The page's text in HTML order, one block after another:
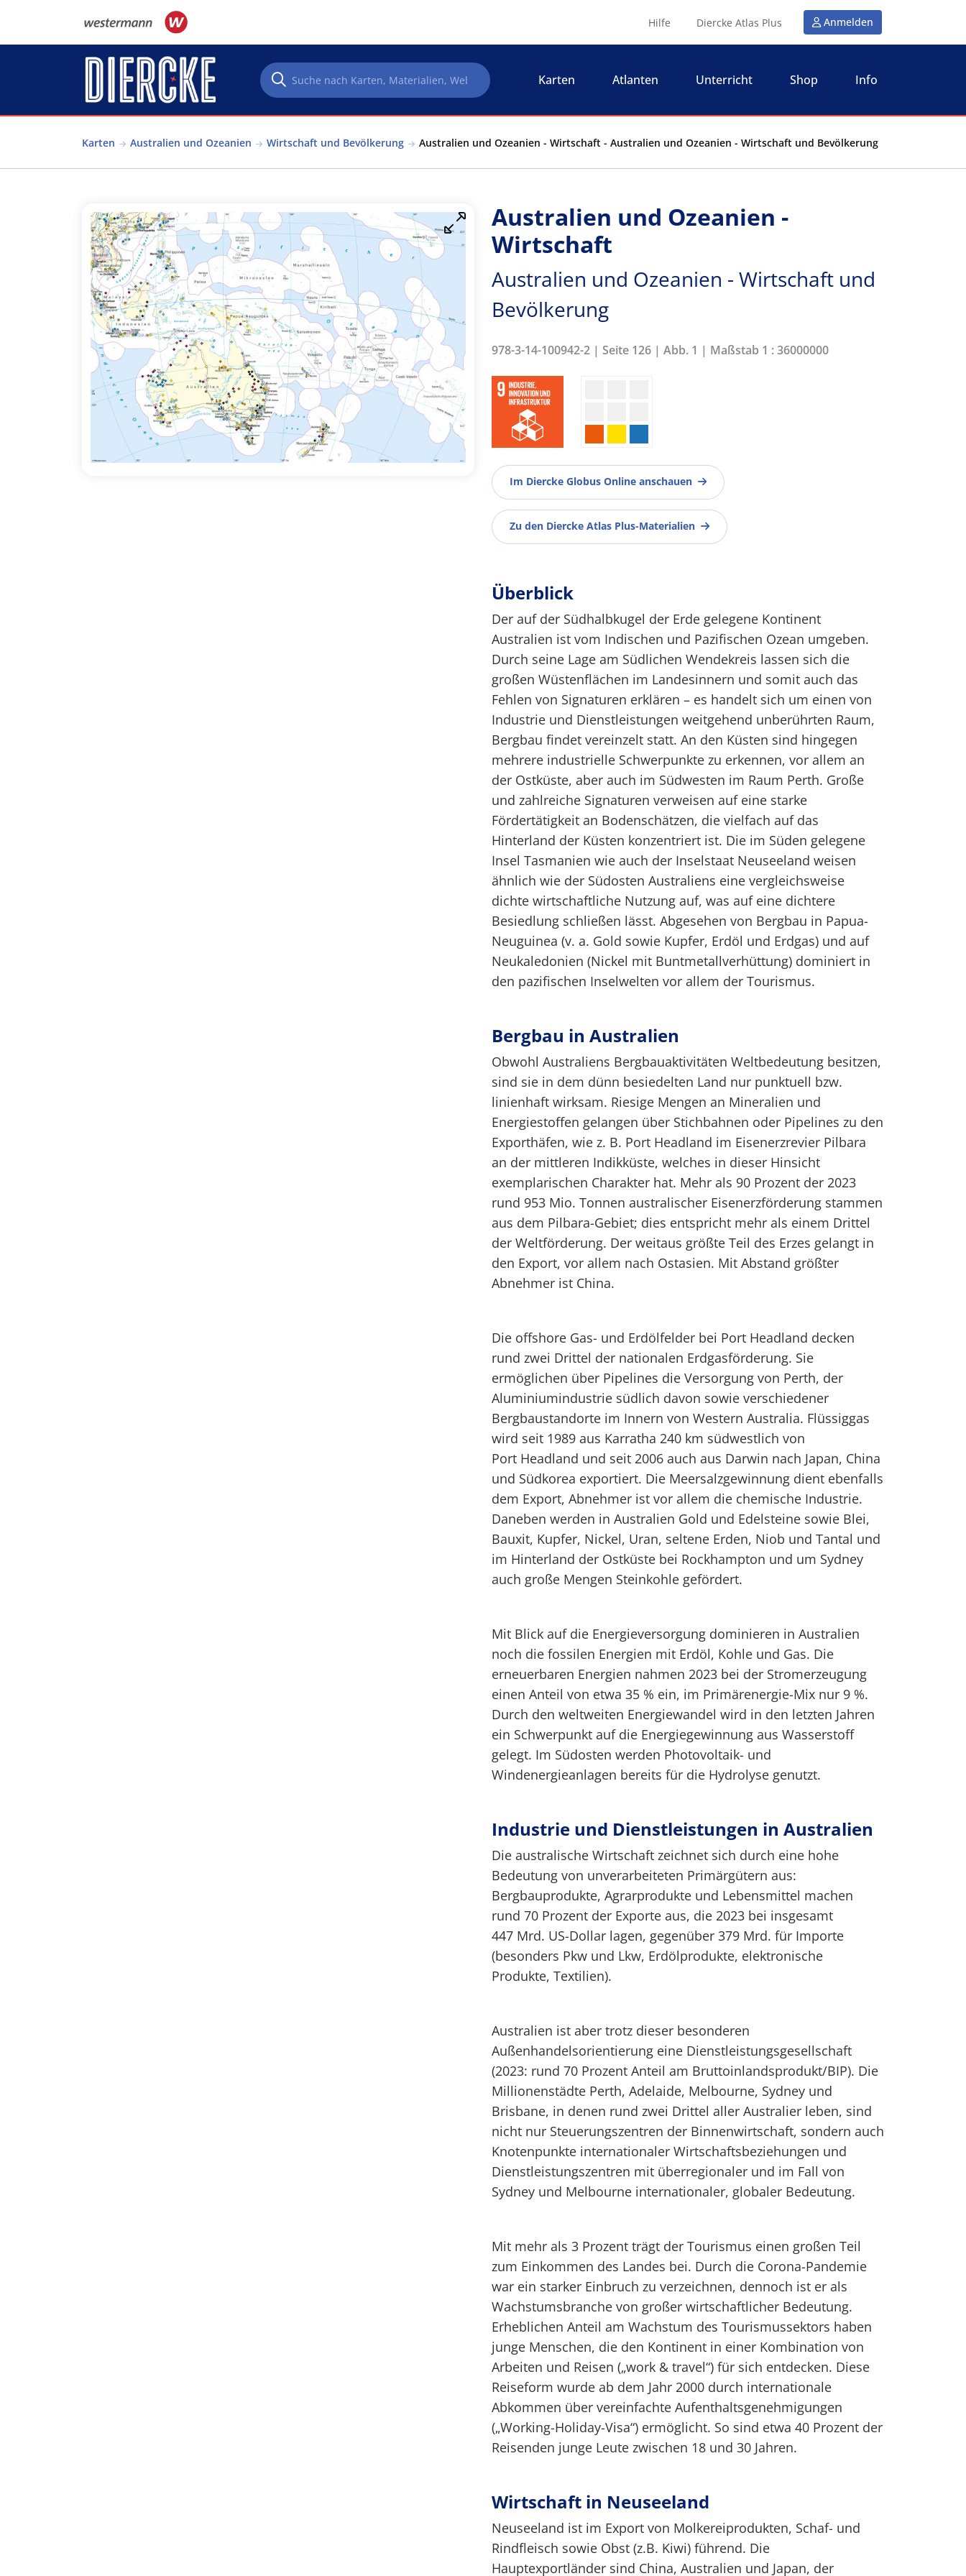
Hilfe Diercke Atlas Plus Anmelden
Karten Atlanten Unterricht Shop Info
Karten Australien und Ozeanien Wirtschaft und Bevölkerung Australien und Ozeanien - Wirtschaft - Australien und Ozeanien - Wirtschaft und Bevölkerung
Australien und Ozeanien -
Wirtschaft
Australien und Ozeanien - Wirtschaft und
Bevölkerung
978-3-14-100942-2 | Seite 126 | Abb. 1 | Maßstab 1 : 36000000
Im Diercke Globus Online anschauen
Zu den Diercke Atlas Plus-Materialien
Überblick
Der auf der Südhalbkugel der Erde gelegene Kontinent
Australien ist vom Indischen und Pazifischen Ozean umgeben.
Durch seine Lage am Südlichen Wendekreis lassen sich die
großen Wüstenflächen im Landesinnern und somit auch das
Fehlen von Signaturen erklären – es handelt sich um einen von
Industrie und Dienstleistungen weitgehend unberührten Raum,
Bergbau findet vereinzelt statt. An den Küsten sind hingegen
mehrere industrielle Schwerpunkte zu erkennen, vor allem an
der Ostküste, aber auch im Südwesten im Raum Perth. Große
und zahlreiche Signaturen verweisen auf eine starke
Fördertätigkeit an Bodenschätzen, die vielfach auf das
Hinterland der Küsten konzentriert ist. Die im Süden gelegene
Insel Tasmanien wie auch der Inselstaat Neuseeland weisen
ähnlich wie der Südosten Australiens eine vergleichsweise
dichte wirtschaftliche Nutzung auf, was auf eine dichtere
Besiedlung schließen lässt. Abgesehen von Bergbau in Papua-
Neuguinea (v. a. Gold sowie Kupfer, Erdöl und Erdgas) und auf
Neukaledonien (Nickel mit Buntmetallverhüttung) dominiert in
den pazifischen Inselwelten vor allem der Tourismus.
Bergbau in Australien
Obwohl Australiens Bergbauaktivitäten Weltbedeutung besitzen,
sind sie in dem dünn besiedelten Land nur punktuell bzw.
linienhaft wirksam. Riesige Mengen an Mineralien und
Energiestoffen gelangen über Stichbahnen oder Pipelines zu den
Exporthäfen, wie z. B. Port Headland im Eisenerzrevier Pilbara
an der mittleren Indikküste, welches in dieser Hinsicht
exemplarischen Charakter hat. Mehr als 90 Prozent der 2023
rund 953 Mio. Tonnen australischer Eisenerzförderung stammen
aus dem Pilbara-Gebiet; dies entspricht mehr als einem Drittel
der Weltförderung. Der weitaus größte Teil des Erzes gelangt in
den Export, vor allem nach Ostasien. Mit Abstand größter
Abnehmer ist China.
Die offshore Gas- und Erdölfelder bei Port Headland decken
rund zwei Drittel der nationalen Erdgasförderung. Sie
ermöglichen über Pipelines die Versorgung von Perth, der
Aluminiumindustrie südlich davon sowie verschiedener
Bergbaustandorte im Innern von Western Australia. Flüssiggas
wird seit 1989 aus Karratha 240 km südwestlich von
Port Headland und seit 2006 auch aus Darwin nach Japan, China
und Südkorea exportiert. Die Meersalzgewinnung dient ebenfalls
dem Export, Abnehmer ist vor allem die chemische Industrie.
Daneben werden in Australien Gold und Edelsteine sowie Blei,
Bauxit, Kupfer, Nickel, Uran, seltene Erden, Niob und Tantal und
im Hinterland der Ostküste bei Rockhampton und um Sydney
auch große Mengen Steinkohle gefördert.
Mit Blick auf die Energieversorgung dominieren in Australien
noch die fossilen Energien mit Erdöl, Kohle und Gas. Die
erneuerbaren Energien nahmen 2023 bei der Stromerzeugung
einen Anteil von etwa 35 % ein, im Primärenergie-Mix nur 9 %.
Durch den weltweiten Energiewandel wird in den letzten Jahren
ein Schwerpunkt auf die Energiegewinnung aus Wasserstoff
gelegt. Im Südosten werden Photovoltaik- und
Windenergieanlagen bereits für die Hydrolyse genutzt.
Industrie und Dienstleistungen in Australien
Die australische Wirtschaft zeichnet sich durch eine hohe
Bedeutung von unverarbeiteten Primärgütern aus:
Bergbauprodukte, Agrarprodukte und Lebensmittel machen
rund 70 Prozent der Exporte aus, die 2023 bei insgesamt
447 Mrd. US-Dollar lagen, gegenüber 379 Mrd. für Importe
(besonders Pkw und Lkw, Erdölprodukte, elektronische
Produkte, Textilien).
Australien ist aber trotz dieser besonderen
Außenhandelsorientierung eine Dienstleistungsgesellschaft
(2023: rund 70 Prozent Anteil am Bruttoinlandsprodukt/BIP). Die
Millionenstädte Perth, Adelaide, Melbourne, Sydney und
Brisbane, in denen rund zwei Drittel aller Australier leben, sind
nicht nur Steuerungszentren der Binnenwirtschaft, sondern auch
Knotenpunkte internationaler Wirtschaftsbeziehungen und
Dienstleistungszentren mit überregionaler und im Fall von
Sydney und Melbourne internationaler, globaler Bedeutung.
Mit mehr als 3 Prozent trägt der Tourismus einen großen Teil
zum Einkommen des Landes bei. Durch die Corona-Pandemie
war ein starker Einbruch zu verzeichnen, dennoch ist er als
Wachstumsbranche von großer wirtschaftlicher Bedeutung.
Erheblichen Anteil am Wachstum des Tourismussektors haben
junge Menschen, die den Kontinent in einer Kombination von
Arbeiten und Reisen („work & travel“) für sich entdecken. Diese
Reiseform wurde ab dem Jahr 2000 durch internationale
Abkommen über vereinfachte Aufenthaltsgenehmigungen
(„Working-Holiday-Visa“) ermöglicht. So sind etwa 40 Prozent der
Reisenden junge Leute zwischen 18 und 30 Jahren.
Wirtschaft in Neuseeland
Neuseeland ist im Export von Molkereiprodukten, Schaf- und
Rindfleisch sowie Obst (z.B. Kiwi) führend. Die
Hauptexportländer sind China, Australien und Japan, der